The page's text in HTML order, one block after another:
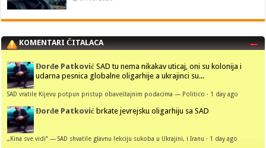
KOMENTARI ČITALACA
Đorđe Patković SAD tu nema nikakav uticaj, oni su kolonija i
udarna pesnica globalne oligarhije a ukrajinci su...
SAD vratile Kijevu potpun pristup obaveštajnim podacima — Politico · 1 day ago
Đorđe Patković brkate jevrejsku oligarhiju sa SAD
„Kina sve vidi“ — SAD shvatile glavnu lekciju sukoba u Ukrajini, i Iranu · 1 day ago